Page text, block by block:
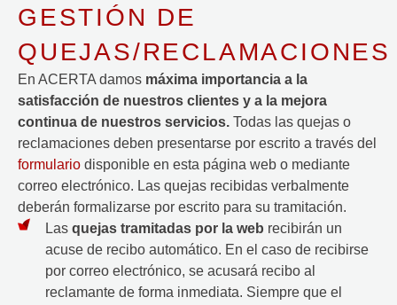
GESTIÓN DE
QUEJAS/RECLAMACIONES
En ACERTA damos máxima importancia a la
satisfacción de nuestros clientes y a la mejora
continua de nuestros servicios. Todas las quejas o
reclamaciones deben presentarse por escrito a través del
formulario disponible en esta página web o mediante
correo electrónico. Las quejas recibidas verbalmente
deberán formalizarse por escrito para su tramitación.
Las quejas tramitadas por la web recibirán un
acuse de recibo automático. En el caso de recibirse
por correo electrónico, se acusará recibo al
reclamante de forma inmediata. Siempre que el